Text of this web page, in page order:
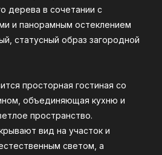
дерева в сочетании с
и панорамным остеклением
статусный образ загородной
просторная гостиная со
объединяющая кухню и
пространство.
вид на участок и
светом, а